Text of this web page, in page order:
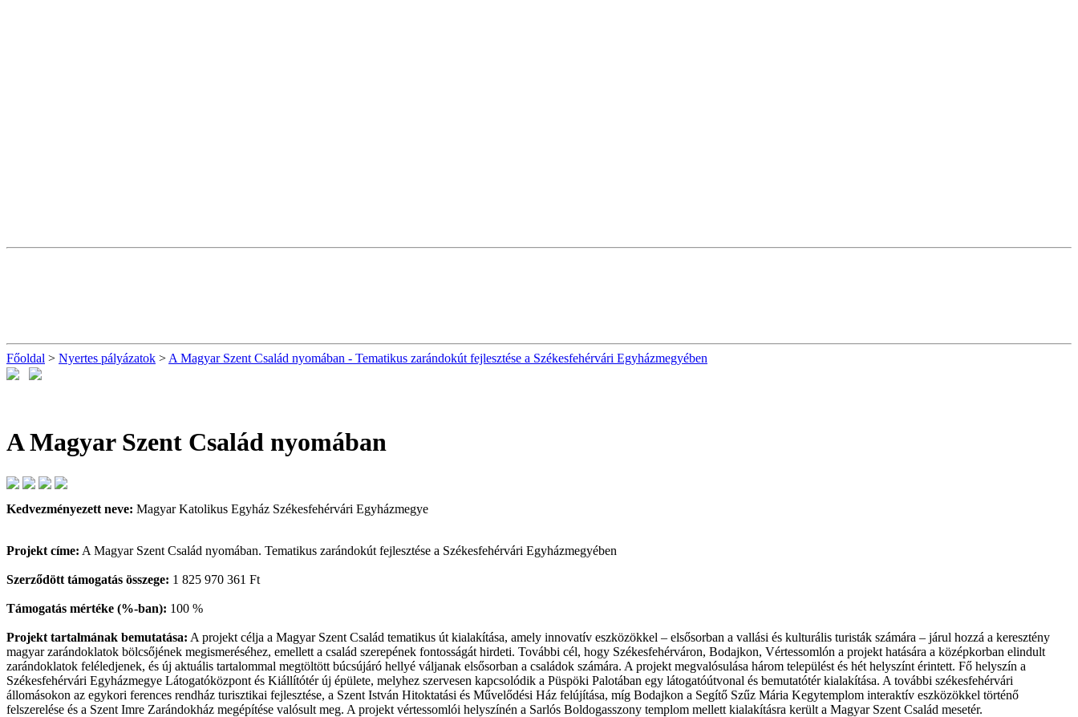
Főoldal > Nyertes pályázatok > A Magyar Szent Család nyomában - Tematikus zarándokút fejlesztése a Székesfehérvári Egyházmegyében
A Magyar Szent Család nyomában
Kedvezményezett neve: Magyar Katolikus Egyház Székesfehérvári Egyházmegye
Projekt címe: A Magyar Szent Család nyomában. Tematikus zarándokút fejlesztése a Székesfehérvári Egyházmegyében
Szerződött támogatás összege: 1 825 970 361 Ft
Támogatás mértéke (%-ban): 100 %
Projekt tartalmának bemutatása: A projekt célja a Magyar Szent Család tematikus út kialakítása, amely innovatív eszközökkel – elsősorban a vallási és kulturális turisták számára – járul hozzá a keresztény
magyar zarándoklatok bölcsőjének megismeréséhez, emellett a család szerepének fontosságát hirdeti. További cél, hogy Székesfehérváron, Bodajkon, Vértessomlón a projekt hatására a középkorban elindult
zarándoklatok feléledjenek, és új aktuális tartalommal megtöltött búcsújáró hellyé váljanak elsősorban a családok számára. A projekt megvalósulása három települést és hét helyszínt érintett. Fő helyszín a
Székesfehérvári Egyházmegye Látogatóközpont és Kiállítótér új épülete, melyhez szervesen kapcsolódik a Püspöki Palotában egy látogatóútvonal és bemutatótér kialakítása. A további székesfehérvári
állomásokon az egykori ferences rendház turisztikai fejlesztése, a Szent István Hitoktatási és Művelődési Ház felújítása, míg Bodajkon a Segítő Szűz Mária Kegytemplom interaktív eszközökkel történő
felszerelése és a Szent Imre Zarándokház megépítése valósult meg. A projekt vértessomlói helyszínén a Sarlós Boldogasszony templom mellett kialakításra került a Magyar Szent Család mesetér.